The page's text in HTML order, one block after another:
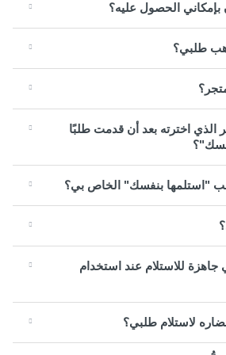
الحصول عليه؟
طلبي؟
الذي اخترته بعد أن قدمت طلبًا
"استلمها بنفسك" الخاص بي؟
للاستلام عند استخدام
لاستلام طلبي؟